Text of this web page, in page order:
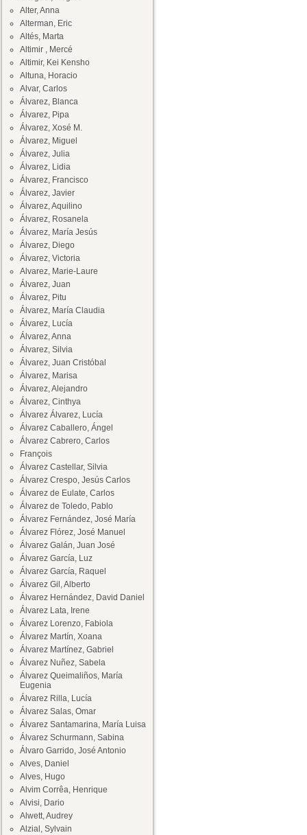
Alter, Anna
Alterman, Eric
Altés, Marta
Altimir , Mercé
Altimir, Kei Kensho
Altuna, Horacio
Alvar, Carlos
Álvarez, Blanca
Álvarez, Pipa
Álvarez, Xosé M.
Álvarez, Miguel
Álvarez, Julia
Álvarez, Lidia
Álvarez, Francisco
Álvarez, Javier
Álvarez, Aquilino
Álvarez, Rosanela
Álvarez, María Jesús
Álvarez, Diego
Álvarez, Victoria
Alvarez, Marie-Laure
Álvarez, Juan
Álvarez, Pitu
Álvarez, María Claudia
Álvarez, Lucía
Álvarez, Anna
Álvarez, Silvia
Álvarez, Juan Cristóbal
Álvarez, Marisa
Álvarez, Alejandro
Álvarez, Cinthya
Álvarez Álvarez, Lucía
Álvarez Caballero, Ángel
Álvarez Cabrero, Carlos
François
Álvarez Castellar, Silvia
Álvarez Crespo, Jesús Carlos
Álvarez de Eulate, Carlos
Álvarez de Toledo, Pablo
Álvarez Fernández, José María
Álvarez Flórez, José Manuel
Álvarez Galán, Juan José
Álvarez García, Luz
Álvarez García, Raquel
Álvarez Gil, Alberto
Álvarez Hernández, David Daniel
Álvarez Lata, Irene
Álvarez Lorenzo, Fabiola
Álvarez Martín, Xoana
Álvarez Martínez, Gabriel
Álvarez Nuñez, Sabela
Álvarez Queimaliños, María
Eugenia
Álvarez Rilla, Lucía
Álvarez Salas, Omar
Álvarez Santamarina, María Luisa
Álvarez Schurmann, Sabina
Álvaro Garrido, José Antonio
Alves, Daniel
Alves, Hugo
Alvim Corrêa, Henrique
Alvisi, Dario
Alwett, Audrey
Alzial, Sylvain